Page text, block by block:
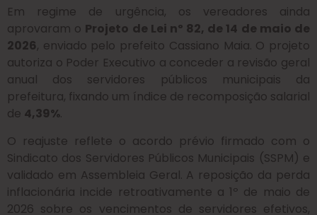
Em regime de urgência, os vereadores ainda
aprovaram o Projeto de Lei nº 82, de 14 de maio de
2026, enviado pelo prefeito Cassiano Maia. O projeto
autoriza o Poder Executivo a conceder a revisão geral
anual dos servidores públicos municipais da
prefeitura, fixando um índice de recomposição salarial
de 4,39%.
O reajuste reflete o acordo prévio firmado com o
Sindicato dos Servidores Públicos Municipais (SSPM) e
validado em Assembleia Geral. A reposição da perda
inflacionária incide retroativamente a 1º de maio de
2026 sobre os vencimentos de servidores efetivos,